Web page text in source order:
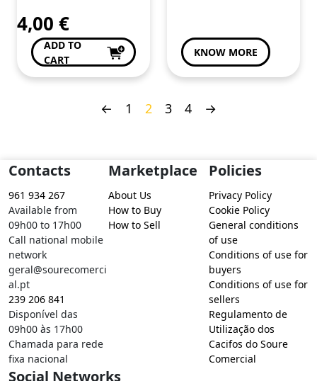
4,00 €
ADD TO
CART
KNOW MORE
← 1 2 3 4 →
Contacts
961 934 267
Available from
09h00 to 17h00
Call national mobile
network
geral@sourecomerci
al.pt
239 206 841
Disponível das
09h00 às 17h00
Chamada para rede
fixa nacional
Marketplace
About Us
How to Buy
How to Sell
Policies
Privacy Policy
Cookie Policy
General conditions
of use
Conditions of use for
buyers
Conditions of use for
sellers
Regulamento de
Utilização dos
Cacifos do Soure
Comercial
Social Networks